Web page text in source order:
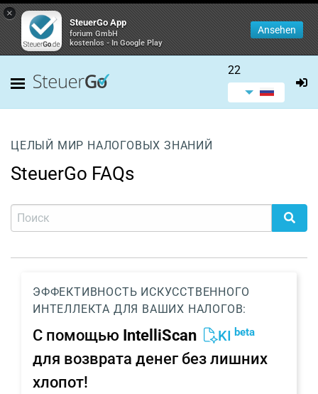
×
SteuerGo App
forium GmbH
kostenlos - In Google Play
Ansehen
22
ЦЕЛЫЙ МИР НАЛОГОВЫХ ЗНАНИЙ
SteuerGo FAQs
ЭФФЕКТИВНОСТЬ ИСКУССТВЕННОГО
ИНТЕЛЛЕКТА ДЛЯ ВАШИХ НАЛОГОВ:
С помощью IntelliScan KI beta
для возврата денег без лишних
хлопот!